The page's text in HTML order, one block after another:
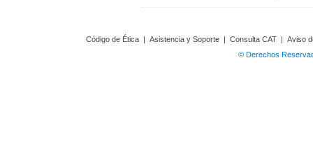
Código de Ética | Asistencia y Soporte | Consulta CAT | Aviso
© Derechos